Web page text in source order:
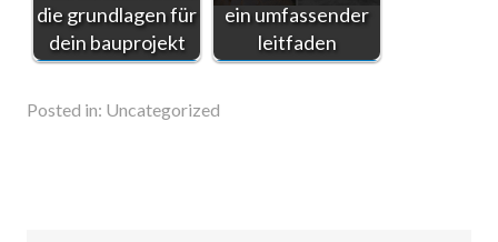
die grundlagen für
dein bauprojekt
ein umfassender
leitfaden
Posted in: Uncategorized